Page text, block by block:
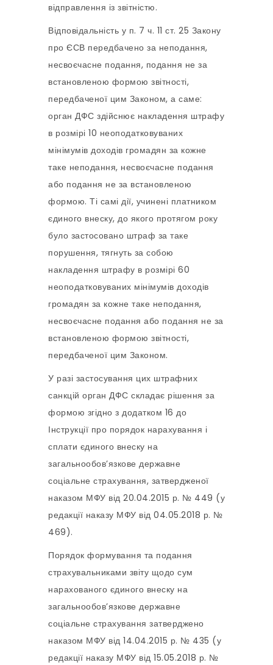
відправлення із звітністю.
Відповідальність у п. 7 ч. 11 ст. 25 Закону
про ЄСВ передбачено за неподання,
несвоєчасне подання, подання не за
встановленою формою звітності,
передбаченої цим Законом, а саме:
орган ДФС здійснює накладення штрафу
в розмірі 10 неоподатковуваних
мінімумів доходів громадян за кожне
таке неподання, несвоєчасне подання
або подання не за встановленою
формою. Ті самі дії, учинені платником
єдиного внеску, до якого протягом року
було застосовано штраф за таке
порушення, тягнуть за собою
накладення штрафу в розмірі 60
неоподатковуваних мінімумів доходів
громадян за кожне таке неподання,
несвоєчасне подання або подання не за
встановленою формою звітності,
передбаченої цим Законом.
У разі застосування цих штрафних
санкцій орган ДФС складає рішення за
формою згідно з додатком 16 до
Інструкції про порядок нарахування і
сплати єдиного внеску на
загальнообов’язкове державне
соціальне страхування, затвердженої
наказом МФУ від 20.04.2015 р. № 449 (у
редакції наказу МФУ від 04.05.2018 р. №
469).
Порядок формування та подання
страхувальниками звіту щодо сум
нарахованого єдиного внеску на
загальнообов’язкове державне
соціальне страхування затверджено
наказом МФУ від 14.04.2015 р. № 435 (у
редакції наказу МФУ від 15.05.2018 р. №